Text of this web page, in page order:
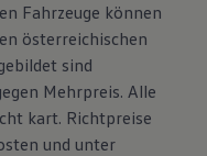
Fahrzeuge können
österreichischen
sind
Mehrpreis. Alle
kart. Richtpreise
und unter